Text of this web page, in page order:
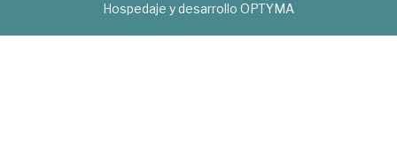
Hospedaje y desarrollo OPTYMA